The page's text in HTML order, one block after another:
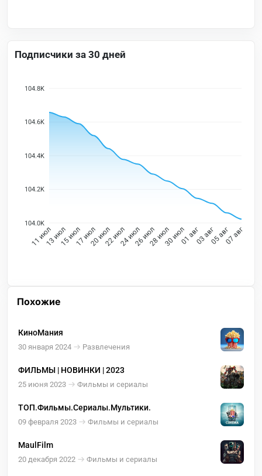
Подписчики за 30 дней
104.8K
104.6K
104.4K
104.2K
104.0K
11 июл13 июл15 июл17 июл20 июл22 июл24 июл26 июл28 июл30 июл01 авг03 авг05 авг07 авг
Похожие
КиноМания
30 января 2024 Развлечения
ФИЛЬМЫ | НОВИНКИ | 2023
25 июня 2023 Фильмы и сериалы
ТОП.Фильмы.Сериалы.Мультики.
09 февраля 2023 Фильмы и сериалы
MaulFilm
20 декабря 2022 Фильмы и сериалы